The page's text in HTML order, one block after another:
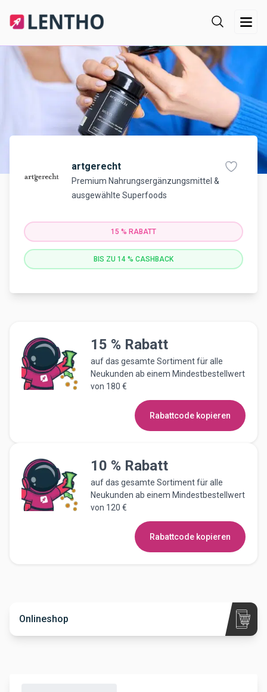
artgerecht
Premium Nahrungsergänzungsmittel &
ausgewählte Superfoods
15 % RABATT
BIS ZU 14 % CASHBACK
15 % Rabatt
auf das gesamte Sortiment für alle
Neukunden ab einem Mindestbestellwert
von 180 €
Rabattcode kopieren
10 % Rabatt
auf das gesamte Sortiment für alle
Neukunden ab einem Mindestbestellwert
von 120 €
Rabattcode kopieren
Onlineshop